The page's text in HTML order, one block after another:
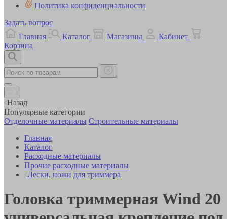
Политика конфиденциальности
Задать вопрос
Главная
Каталог Магазины
Кабинет
Корзина
Назад
Популярные категории
Отделочные материалы Строительные материалы
Главная
Каталог
Расходные материалы
Прочие расходные материалы
Лески, ножи для триммера
Головка триммерная Wind 20